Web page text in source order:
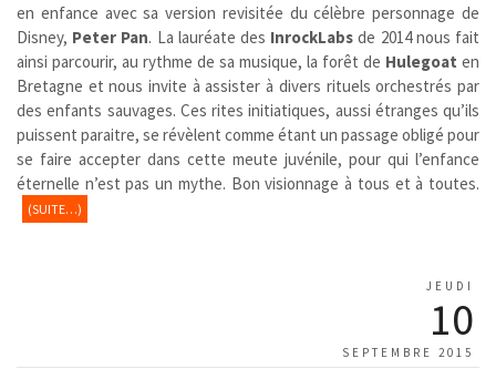
en enfance avec sa version revisitée du célèbre personnage de
Disney, Peter Pan. La lauréate des InrockLabs de 2014 nous fait
ainsi parcourir, au rythme de sa musique, la forêt de Hulegoat en
Bretagne et nous invite à assister à divers rituels orchestrés par
des enfants sauvages. Ces rites initiatiques, aussi étranges qu’ils
puissent paraitre, se révèlent comme étant un passage obligé pour
se faire accepter dans cette meute juvénile, pour qui l’enfance
éternelle n’est pas un mythe. Bon visionnage à tous et à toutes.
(SUITE…)
JEUDI
10
SEPTEMBRE 2015